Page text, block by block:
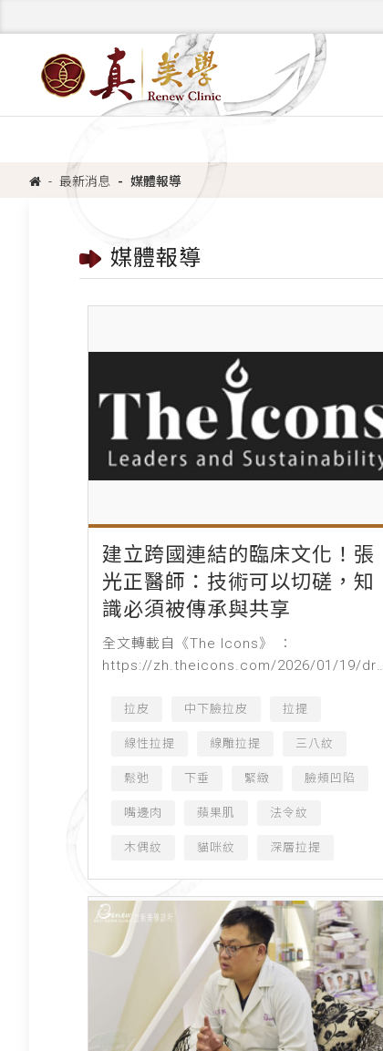
最新消息 媒體報導
媒體報導
建立跨國連結的臨床文化！張
光正醫師：技術可以切磋，知
識必須被傳承與共享
全文轉載自《The Icons》 ：
https://zh.theicons.com/2026/01/19/dr-
時尚診所執...
拉皮 中下臉拉皮 拉提
線性拉提 線雕拉提 三八紋
鬆弛 下垂 緊緻 臉頰凹陷
嘴邊肉 蘋果肌 法令紋
木偶紋 貓咪紋 深層拉提